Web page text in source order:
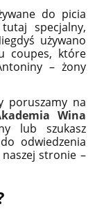
do picia
specjalny,
używano
coupes, które
– żony
poruszamy na
Wina
lub szukasz
odwiedzenia
stronie –